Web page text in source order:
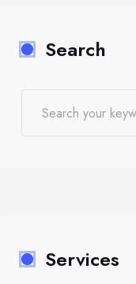
Search
Services